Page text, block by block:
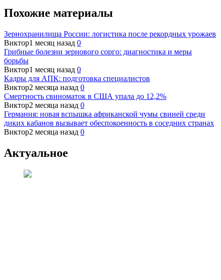
Похожие материалы
Зернохранилища России: логистика после рекордных урожаев
Виктор1 месяц назад 0
Грибные болезни зернового сорго: диагностика и меры
борьбы
Виктор1 месяц назад 0
Кадры для АПК: подготовка специалистов
Виктор2 месяца назад 0
Смертность свиноматок в США упала до 12,2%
Виктор2 месяца назад 0
Германия: новая вспышка африканской чумы свиней среди
диких кабанов вызывает обеспокоенность в соседних странах
Виктор2 месяца назад 0
Актуальное